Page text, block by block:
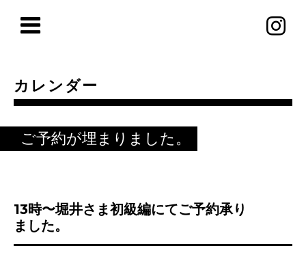
カレンダー
ご予約が埋まりました。
13時〜堀井さま初級編にてご予約承り
ました。